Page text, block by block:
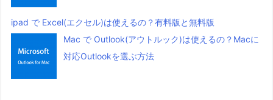
ipad で Excel(エクセル)は使えるの？有料版と無料版
Mac で Outlook(アウトルック)は使えるの？Macに
対応Outlookを選ぶ方法